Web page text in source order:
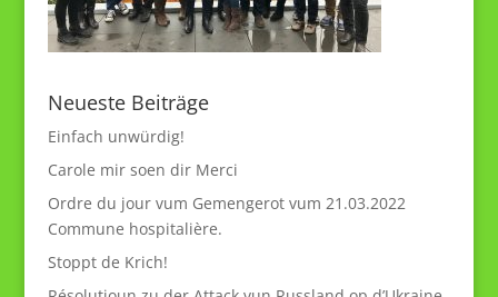
Neueste Beiträge
Einfach unwürdig!
Carole mir soen dir Merci
Ordre du jour vum Gemengerot vum 21.03.2022
Commune hospitalière.
Stoppt de Krich!